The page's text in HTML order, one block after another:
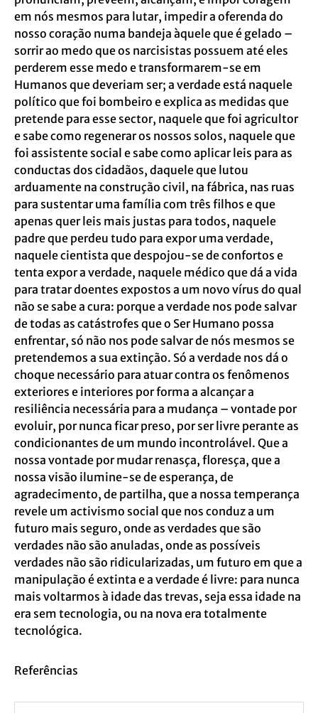
em nós mesmos para lutar, impedir a oferenda do
nosso coração numa bandeja àquele que é gelado –
sorrir ao medo que os narcisistas possuem até eles
perderem esse medo e transformarem-se em
Humanos que deveriam ser; a verdade está naquele
político que foi bombeiro e explica as medidas que
pretende para esse sector, naquele que foi agricultor
e sabe como regenerar os nossos solos, naquele que
foi assistente social e sabe como aplicar leis para as
conductas dos cidadãos, daquele que lutou
arduamente na construção civil, na fábrica, nas ruas
para sustentar uma família com três filhos e que
apenas quer leis mais justas para todos, naquele
padre que perdeu tudo para expor uma verdade,
naquele cientista que despojou-se de confortos e
tenta expor a verdade, naquele médico que dá a vida
para tratar doentes expostos a um novo vírus do qual
não se sabe a cura: porque a verdade nos pode salvar
de todas as catástrofes que o Ser Humano possa
enfrentar, só não nos pode salvar de nós mesmos se
pretendemos a sua extinção. Só a verdade nos dá o
choque necessário para atuar contra os fenômenos
exteriores e interiores por forma a alcançar a
resiliência necessária para a mudança – vontade por
evoluir, por nunca ficar preso, por ser livre perante as
condicionantes de um mundo incontrolável. Que a
nossa vontade por mudar renasça, floresça, que a
nossa visão ilumine-se de esperança, de
agradecimento, de partilha, que a nossa temperança
revele um activismo social que nos conduz a um
futuro mais seguro, onde as verdades que são
verdades não são anuladas, onde as possíveis
verdades não são ridicularizadas, um futuro em que a
manipulação é extinta e a verdade é livre: para nunca
mais voltarmos à idade das trevas, seja essa idade na
era sem tecnologia, ou na nova era totalmente
tecnológica.
Referências